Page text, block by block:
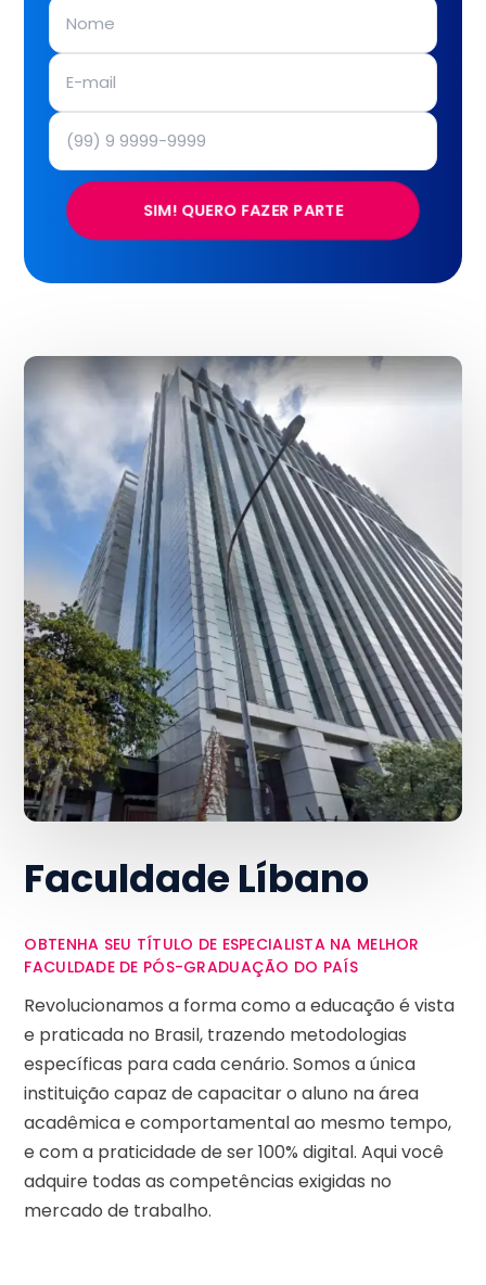
SIM! QUERO FAZER PARTE
Faculdade Líbano
OBTENHA SEU TÍTULO DE ESPECIALISTA NA MELHOR
FACULDADE DE PÓS-GRADUAÇÃO DO PAÍS
Revolucionamos a forma como a educação é vista
e praticada no Brasil, trazendo metodologias
específicas para cada cenário. Somos a única
instituição capaz de capacitar o aluno na área
acadêmica e comportamental ao mesmo tempo,
e com a praticidade de ser 100% digital. Aqui você
adquire todas as competências exigidas no
mercado de trabalho.